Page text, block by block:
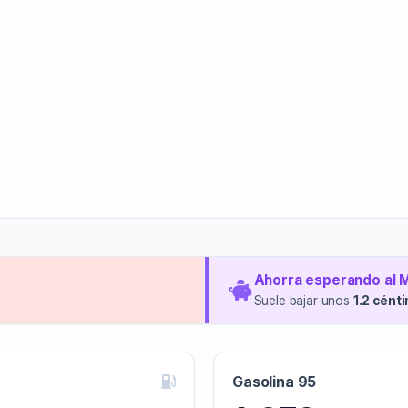
Ahorra esperando al
Suele bajar unos 1.2
Gasolina 95